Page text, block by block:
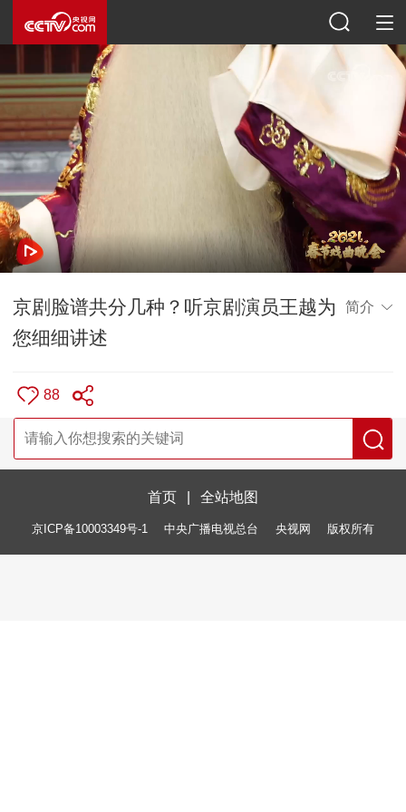
京剧脸谱共分几种？听京剧演员王越为
您细细讲述
简介
88
首页 全站地图
京ICP备10003349号-1 中央广播电视总台 央视网 版权所有